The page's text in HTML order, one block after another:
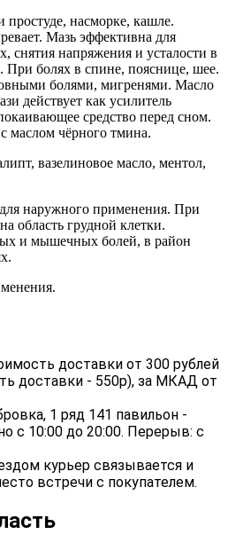
насморке, кашле.
Мазь эффективна для
снятия напряжения и усталости в
болях в спине, пояснице, шее.
болями, мигренями. Масло
действует как усилитель
средство перед сном.
маслом чёрного тмина.
вазелиновое масло, ментол,
наружного применения. При
область грудной клетки.
и мышечных болей, в район
доставки от 300 рублей
доставки - 550р), за МКАД от
1 ряд 141 павильон -
с 10:00 до 20:00. Перерыв: с
курьер связывается и
встречи с покупателем.